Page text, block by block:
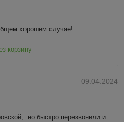
хорошем случае!
корзину
09.04.2024
но быстро перезвонили и